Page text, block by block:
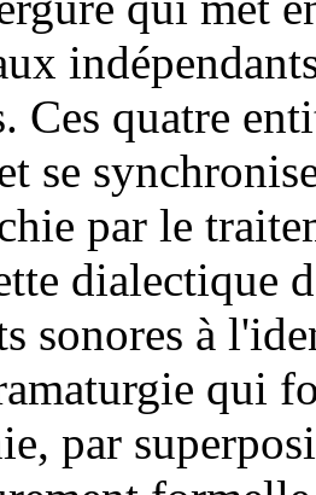
Ces quatre
se
par le
dialectique
sonores à
qui
par